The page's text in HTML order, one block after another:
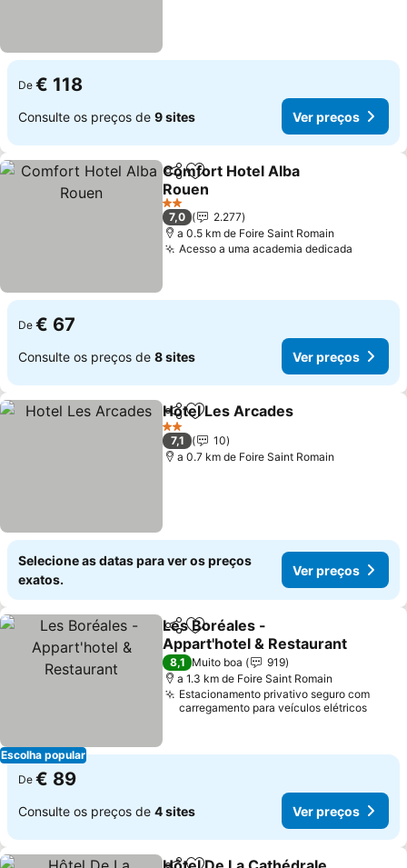
De € 118
Consulte os preços de 9 sites Ver preços
PartilharAdicionar aos favoritos
Comfort Hotel Alba
Rouen
2 Estrelas
7,0
2.277
a 0.5 km de Foire Saint Romain
Acesso a uma academia dedicada
De € 67
Consulte os preços de 8 sites Ver preços
PartilharAdicionar aos favoritos
Hotel Les Arcades
2 Estrelas
7,1
10
a 0.7 km de Foire Saint Romain
Selecione as datas para ver os preços
exatos.
Ver preços
Escolha popular
PartilharAdicionar aos favoritos
Les Boréales -
Appart'hotel & Restaurant
8,1 Muito boa
919
a 1.3 km de Foire Saint Romain
Estacionamento privativo seguro com
carregamento para veículos elétricos
De € 89
Consulte os preços de 4 sites Ver preços